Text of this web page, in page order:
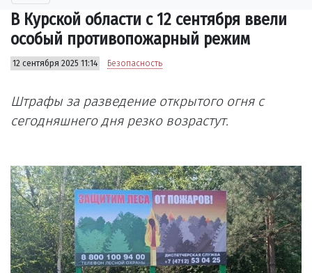
В Курской области с 12 сентября ввели
особый противопожарный режим
12 сентября 2025 11:14 Безопасность
Штрафы за разведение открытого огня с
сегодняшнего дня резко возрастут.